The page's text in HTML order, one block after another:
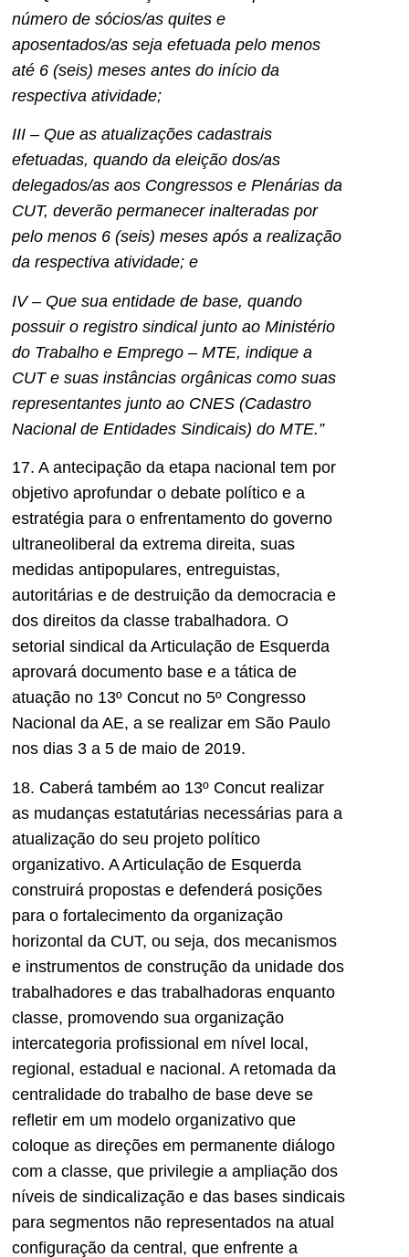
número de sócios/as quites e
aposentados/as seja efetuada pelo menos
até 6 (seis) meses antes do início da
respectiva atividade;
III – Que as atualizações cadastrais
efetuadas, quando da eleição dos/as
delegados/as aos Congressos e Plenárias da
CUT, deverão permanecer inalteradas por
pelo menos 6 (seis) meses após a realização
da respectiva atividade; e
IV – Que sua entidade de base, quando
possuir o registro sindical junto ao Ministério
do Trabalho e Emprego – MTE, indique a
CUT e suas instâncias orgânicas como suas
representantes junto ao CNES (Cadastro
Nacional de Entidades Sindicais) do MTE.”
17. A antecipação da etapa nacional tem por
objetivo aprofundar o debate político e a
estratégia para o enfrentamento do governo
ultraneoliberal da extrema direita, suas
medidas antipopulares, entreguistas,
autoritárias e de destruição da democracia e
dos direitos da classe trabalhadora. O
setorial sindical da Articulação de Esquerda
aprovará documento base e a tática de
atuação no 13º Concut no 5º Congresso
Nacional da AE, a se realizar em São Paulo
nos dias 3 a 5 de maio de 2019.
18. Caberá também ao 13º Concut realizar
as mudanças estatutárias necessárias para a
atualização do seu projeto político
organizativo. A Articulação de Esquerda
construirá propostas e defenderá posições
para o fortalecimento da organização
horizontal da CUT, ou seja, dos mecanismos
e instrumentos de construção da unidade dos
trabalhadores e das trabalhadoras enquanto
classe, promovendo sua organização
intercategoria profissional em nível local,
regional, estadual e nacional. A retomada da
centralidade do trabalho de base deve se
refletir em um modelo organizativo que
coloque as direções em permanente diálogo
com a classe, que privilegie a ampliação dos
níveis de sindicalização e das bases sindicais
para segmentos não representados na atual
configuração da central, que enfrente a